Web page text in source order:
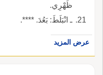
ظَهْرِي.
ـ انْبَلَطَ: بَعُدَ. ****.
عرض المزيد